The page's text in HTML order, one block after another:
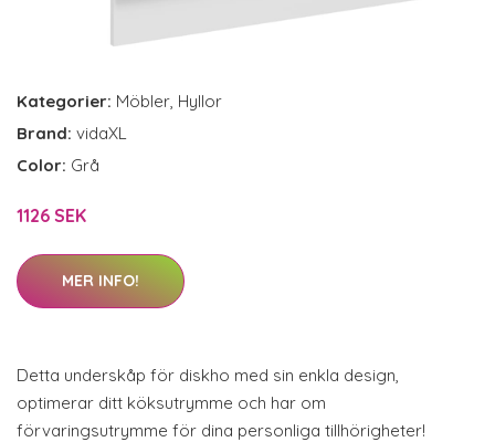
Kategorier: Möbler, Hyllor
Brand: vidaXL
Color: Grå
1126 SEK
MER INFO!
Detta underskåp för diskho med sin enkla design,
optimerar ditt köksutrymme och har om
förvaringsutrymme för dina personliga tillhörigheter!